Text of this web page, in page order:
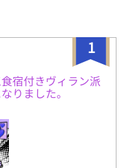
1
宿付きヴィラン派
りました。